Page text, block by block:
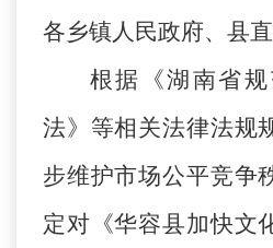
各乡镇人民政府、县直
根据《湖南省
法》等相关法律法规
步维护市场公平竞争
定对《华容县加快文